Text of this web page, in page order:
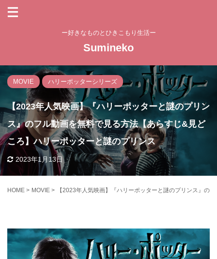
ー好きなものとひきこもり生活ー
Sumineko
MOVIE ハリーポッターシリーズ
【2023年人気映画】『ハリーポッターと謎のプリン
ス』のフル動画を無料で見る方法【あらすじ&見ど
ころ】ハリーポッターと謎のプリンス
2023年1月13日
HOME > MOVIE > 【2023年人気映画】『ハリーポッターと謎のプリンス』の